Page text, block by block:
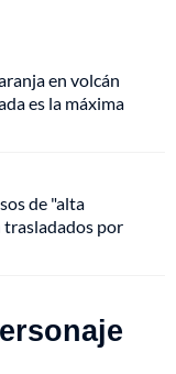
en volcán
es la máxima
de "alta
por